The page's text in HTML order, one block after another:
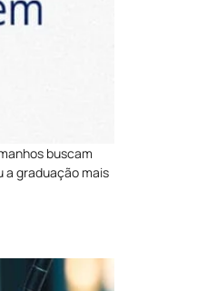
buscam
a graduação mais